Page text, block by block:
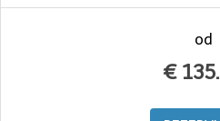
od
€